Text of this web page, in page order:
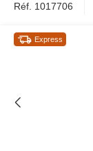
Réf. 1017706
Express